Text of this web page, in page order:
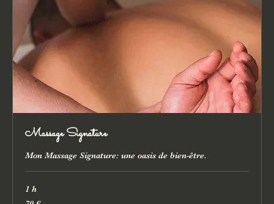
Massage Signature
Mon Massage Signature: une oasis de bien-être.
1 h
70